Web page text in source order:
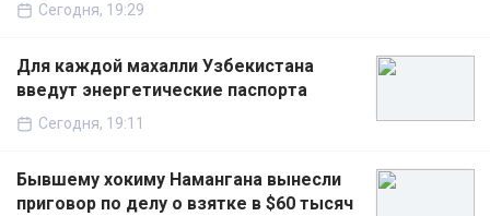
Сегодня, 19:29
Для каждой махалли Узбекистана
введут энергетические паспорта
Сегодня, 19:11
Бывшему хокиму Намангана вынесли
приговор по делу о взятке в $60 тысяч